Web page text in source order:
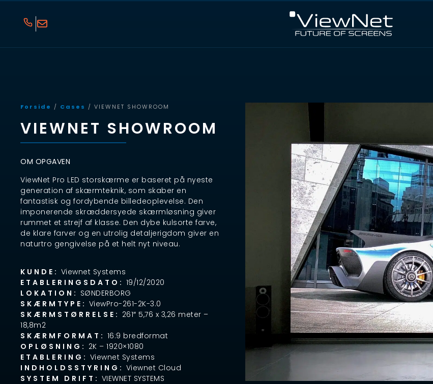
Forside / Cases / VIEWNET SHOWROOM
VIEWNET SHOWROOM
OM OPGAVEN
ViewNet Pro LED storskærme er baseret på nyeste
generation af skærmteknik, som skaber en
fantastisk og fordybende billedeoplevelse. Den
imponerende skræddersyede skærmløsning giver
rummet et strejf af klasse. Den dybe kulsorte farve,
de klare farver og en utrolig detaljerigdom giver en
naturtro gengivelse på et helt nyt niveau.
KUNDE: Viewnet Systems
ETABLERINGSDATO: 19/12/2020
LOKATION: SØNDERBORG
SKÆRMTYPE: ViewPro-261-2K-3.0
SKÆRMSTØRRELSE: 261″ 5,76 x 3,26 meter –
18,8m2
SKÆRMFORMAT: 16:9 bredformat
OPLØSNING: 2K – 1920×1080
ETABLERING: Viewnet Systems
INDHOLDSSTYRING: Viewnet Cloud
SYSTEM DRIFT: VIEWNET SYSTEMS